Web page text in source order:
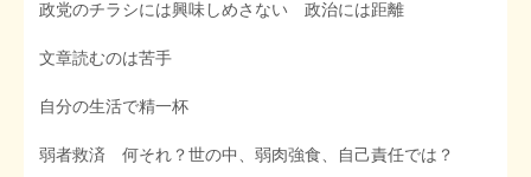
政党のチラシには興味しめさない 政治には距離
文章読むのは苦手
自分の生活で精一杯
弱者救済 何それ？世の中、弱肉強食、自己責任では？